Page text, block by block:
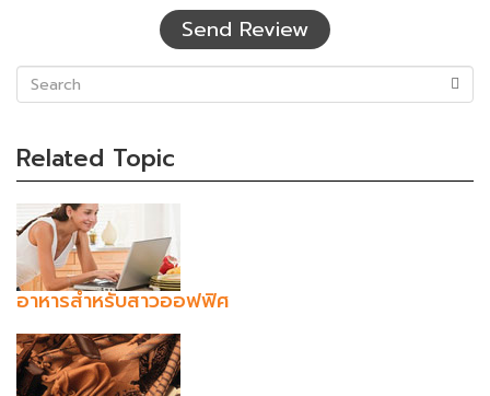
Send Review
Related Topic
อาหารสำหรับสาวออฟฟิศ